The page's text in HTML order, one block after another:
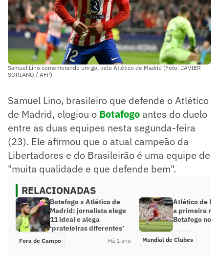
Samuel Lino comemorando um gol pelo Atlético de Madrid (Foto: JAVIER
SORIANO / AFP)
Samuel Lino, brasileiro que defende o Atlético
de Madrid, elogiou o Botafogo antes do duelo
entre as duas equipes nesta segunda-feira
(23). Ele afirmou que o atual campeão da
Libertadores e do Brasileirão é uma equipe de
"muita qualidade e que defende bem".
RELACIONADAS
Botafogo x Atlético de
Madrid: jornalista elege
11 ideal e alega
‘prateleiras diferentes’
Fora de Campo Há 1 ano
Atlético de
a primeira no
Botafogo no
Mundial de Clubes